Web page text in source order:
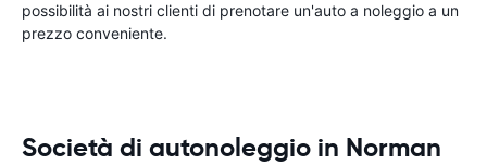
possibilità ai nostri clienti di prenotare un'auto a noleggio a un
prezzo conveniente.
Società di autonoleggio in Norman